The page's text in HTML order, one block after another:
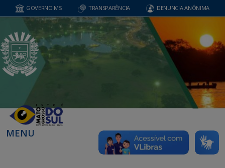
GOVERNO MS TRANSPARÊNCIA DENUNCIA ANÔNIMA
MENU